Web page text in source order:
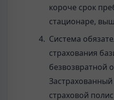
короче срок
стационаре,
Система
страхования
безвозвратной
страховой